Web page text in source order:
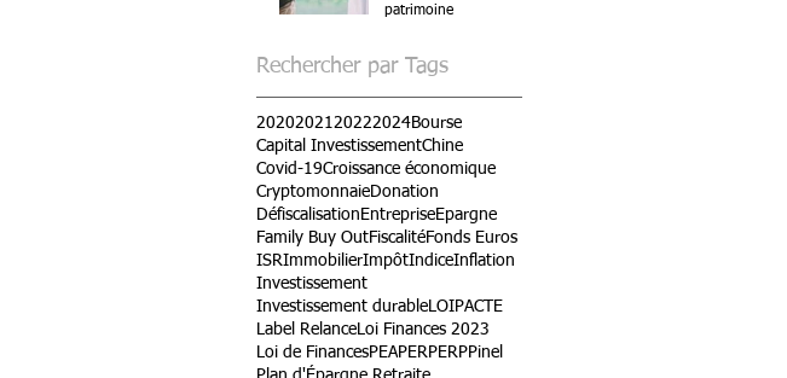
patrimoine
Rechercher par Tags
20202021 20222024Bourse
Capital InvestissementChine
Covid-19Croissance économique
CryptomonnaieDonation
Défiscalisation EntrepriseEpargne
Family Buy OutFiscalitéFonds Euros
ISRImmobilierImpôtIndiceInflation
Investissement
Investissement durable LOIPACTE
Label Relance Loi Finances 2023
Loi de FinancesPEAPER PERPPinel